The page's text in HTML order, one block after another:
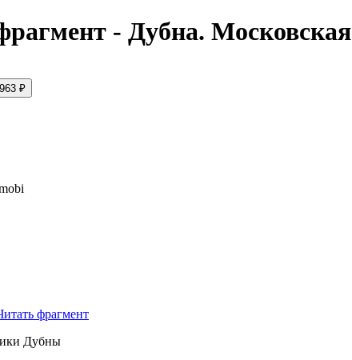
- Дубна.
963 ₽
фрагмент
Дубны